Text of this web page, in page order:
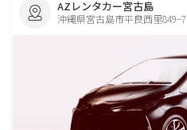
AZレンタカー宮古島
沖縄県宮古島市平良西里849−7